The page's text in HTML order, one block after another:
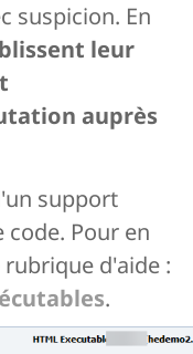
suspicion. En
leur
auprès
support
Pour en
d'aide :
.